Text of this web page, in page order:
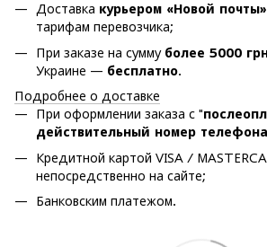
Доставка курьером «Новой почты»
тарифам перевозчика;
При заказе на сумму более 5000
Украине — бесплатно.
Подробнее о доставке
При оформлении заказа с "
действительный номер
Кредитной картой VISA /
непосредственно на сайте;
Банковским платежом.